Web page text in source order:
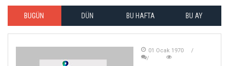
BUGÜN DÜN BU HAFTA BU AY
01 Ocak 1970